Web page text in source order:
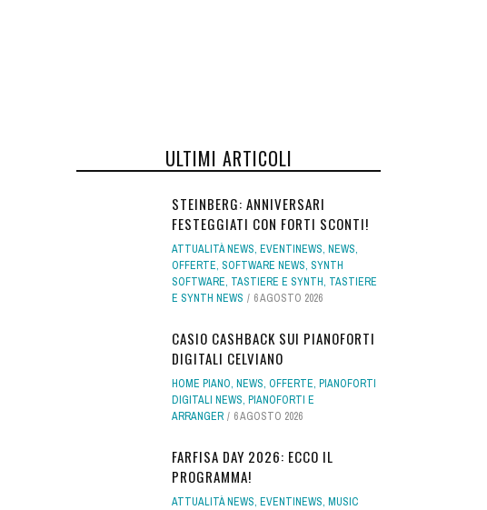
ULTIMI ARTICOLI
STEINBERG: ANNIVERSARI
FESTEGGIATI CON FORTI SCONTI!
ATTUALITÀ NEWS, EVENTINEWS, NEWS,
OFFERTE, SOFTWARE NEWS, SYNTH
SOFTWARE, TASTIERE E SYNTH, TASTIERE
E SYNTH NEWS
6 AGOSTO 2026
CASIO CASHBACK SUI PIANOFORTI
DIGITALI CELVIANO
HOME PIANO, NEWS, OFFERTE, PIANOFORTI
DIGITALI NEWS, PIANOFORTI E
ARRANGER
6 AGOSTO 2026
FARFISA DAY 2026: ECCO IL
PROGRAMMA!
ATTUALITÀ NEWS, EVENTINEWS, MUSIC